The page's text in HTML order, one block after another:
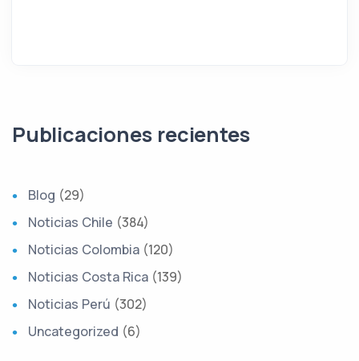
Publicaciones recientes
Blog (29)
Noticias Chile (384)
Noticias Colombia (120)
Noticias Costa Rica (139)
Noticias Perú (302)
Uncategorized (6)